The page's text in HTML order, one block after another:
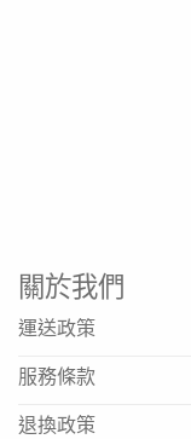
關於我們
運送政策
服務條款
退換政策